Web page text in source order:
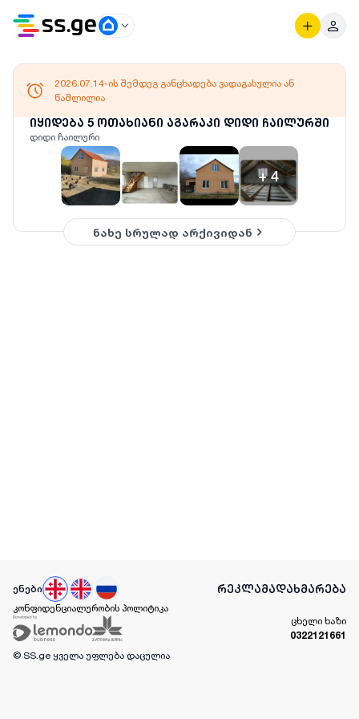
იყიდება 5 ოთახიანი აგარაკი დიდი ჩაილურში
დიდი ჩაილური
+4
2026.07.14-ის შემდეგ განცხადება ვადაგასულია ან
წაშლილია
ნახე სრულად არქივიდან
ენები რეკლამადახმარება
კონფიდენციალურობის პოლიტიკა
ცხელი ხაზი
0322121661
© SS.ge ყველა უფლება დაცულია